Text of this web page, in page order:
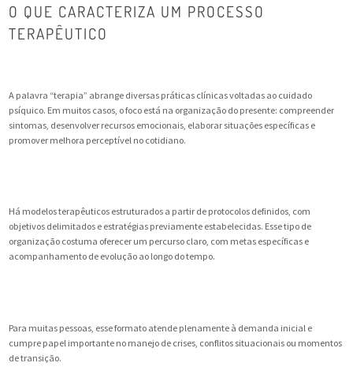
O QUE CARACTERIZA UM PROCESSO
TERAPÊUTICO
A palavra “terapia” abrange diversas práticas clínicas voltadas ao cuidado
psíquico. Em muitos casos, o foco está na organização do presente: compreender
sintomas, desenvolver recursos emocionais, elaborar situações específicas e
promover melhora perceptível no cotidiano.
Há modelos terapêuticos estruturados a partir de protocolos definidos, com
objetivos delimitados e estratégias previamente estabelecidas. Esse tipo de
organização costuma oferecer um percurso claro, com metas específicas e
acompanhamento de evolução ao longo do tempo.
Para muitas pessoas, esse formato atende plenamente à demanda inicial e
cumpre papel importante no manejo de crises, conflitos situacionais ou momentos
de transição.